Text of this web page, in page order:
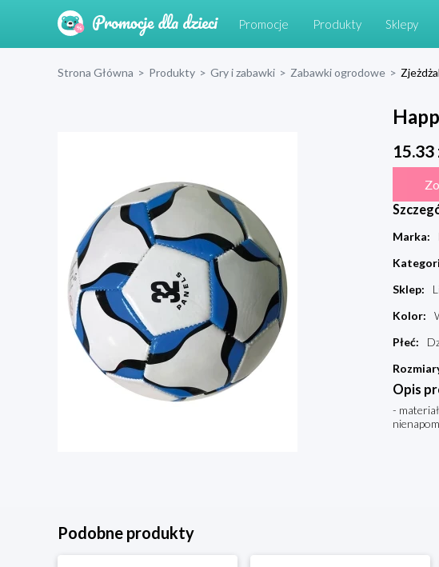
Promocje Produkty Sklepy
Strona Główna > Produkty > Gry i zabawki > Zabawki ogrodowe >
15.33
Marka:
Sklep:
Kolor:
Płeć:
Opis
-
Podobne produkty